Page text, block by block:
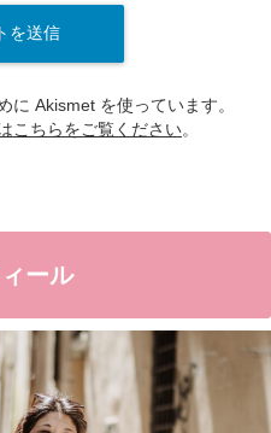
に Akismet を使っています。
こちらをご覧ください。
ール